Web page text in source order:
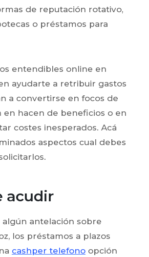
de reputación rotativo,
o préstamos para
entendibles online en
ayudarte a retribuir gastos
a convertirse en focos de
en hacen de beneficios o en
costes inesperados. Acá
aspectos cual debes
acudir
algún antelación sobre
los préstamos a plazos
cashper telefono opción